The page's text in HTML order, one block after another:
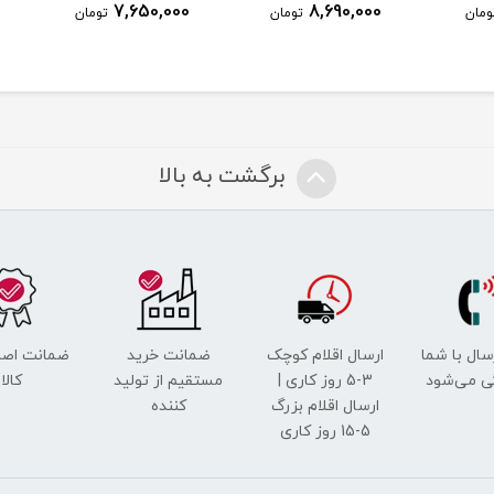
8,690,000 تومان 7,650,000 تومان
برگشت به بالا
با شما
می‌شود
ارسال اقلام کوچک
3-5 روز کاری |
ارسال اقلام بزرگ
5-15 روز کاری
ضمانت خرید
مستقیم از تولید
کننده
ضمانت
کالا